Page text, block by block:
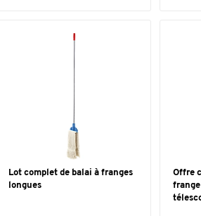
Lot complet de balai à franges
longues
Offre